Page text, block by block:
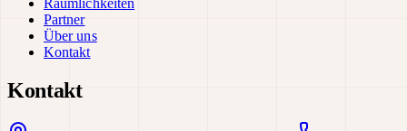
Räumlichkeiten
Partner
Über uns
Kontakt
Kontakt